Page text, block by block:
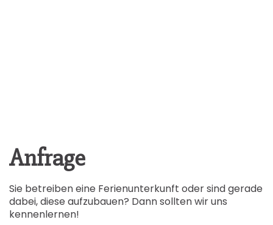
Anfrage
Sie betreiben eine Ferienunterkunft oder sind gerade
dabei, diese aufzubauen? Dann sollten wir uns
kennenlernen!